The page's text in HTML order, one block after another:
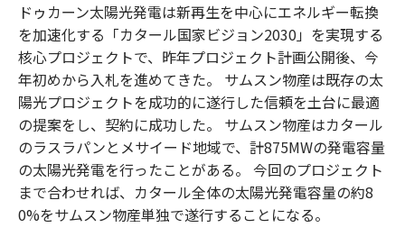
ドゥカーン太陽光発電は新再生を中心にエネルギー転換
を加速化する「カタール国家ビジョン2030」を実現する
核心プロジェクトで、昨年プロジェクト計画公開後、今
年初めから入札を進めてきた。 サムスン物産は既存の太
陽光プロジェクトを成功的に遂行した信頼を土台に最適
の提案をし、契約に成功した。 サムスン物産はカタール
のラスラパンとメサイード地域で、計875MWの発電容量
の太陽光発電を行ったことがある。 今回のプロジェクト
まで合わせれば、カタール全体の太陽光発電容量の約8
0%をサムスン物産単独で遂行することになる。